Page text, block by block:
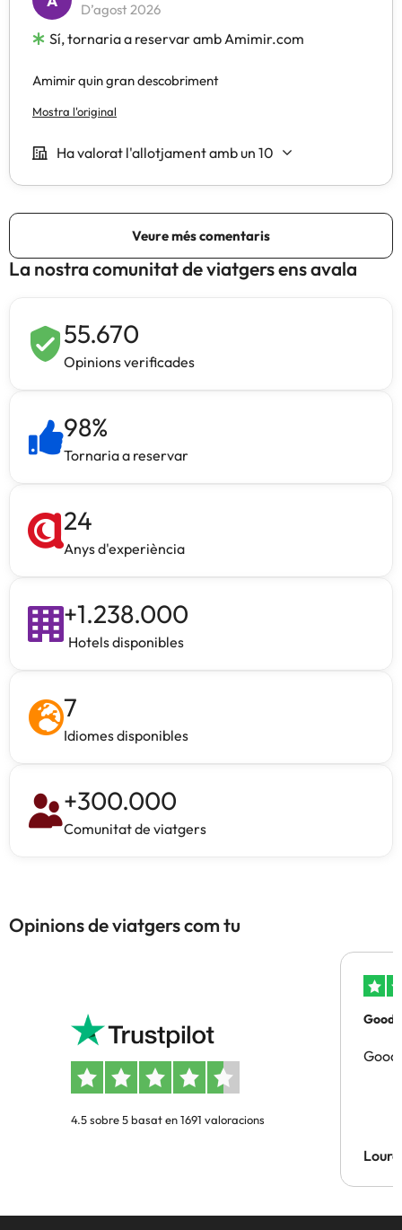
La nostra comunitat de viatgers ens avala
55.670
Opinions verificades
98%
Tornaria a reservar
24
Anys d'experiència
+1.238.000
Hotels disponibles
7
Idiomes disponibles
+300.000
Comunitat de viatgers
Opinions de viatgers com tu
4.5 sobre 5 basat en 1691 valoracions
Good
Good